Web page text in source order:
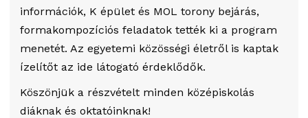
információk, K épület és MOL torony bejárás,
formakompozíciós feladatok tették ki a program
menetét. Az egyetemi közösségi életről is kaptak
ízelítőt az ide látogató érdeklődők.
Köszönjük a részvételt minden középiskolás
diáknak és oktatóinknak!